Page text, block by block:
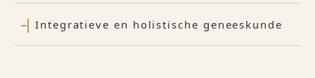
Integratieve en holistische geneeskunde